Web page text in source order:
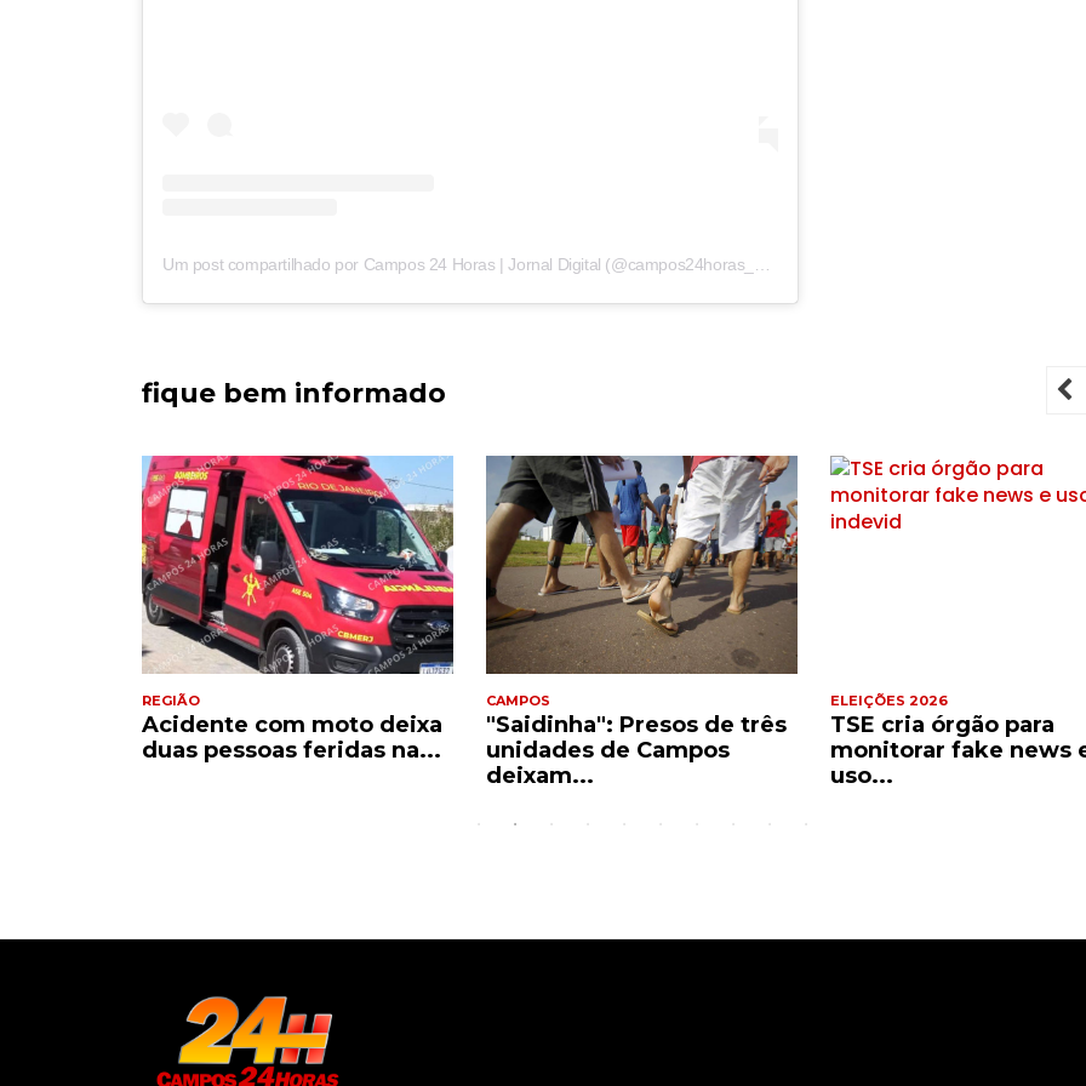
fique bem informado
REGIÃO
Acidente com moto deixa
duas pessoas feridas na...
CAMPOS
"Saidinha": Presos de três
unidades de Campos
deixam...
ELEIÇÕES 2026
TSE cria órgão para
monitorar fake news
uso...